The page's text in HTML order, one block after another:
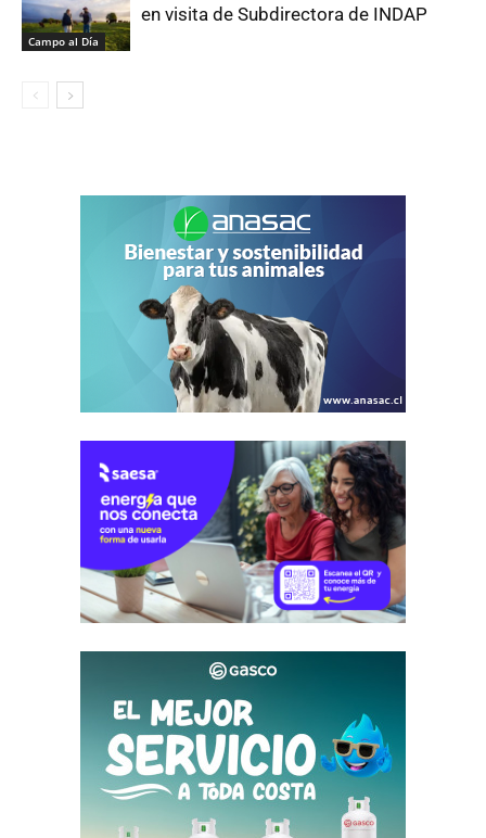
Campo al Día
en visita de Subdirectora de INDAP